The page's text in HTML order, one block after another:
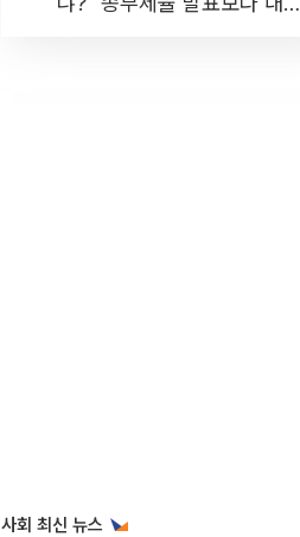
사회 최신 뉴스